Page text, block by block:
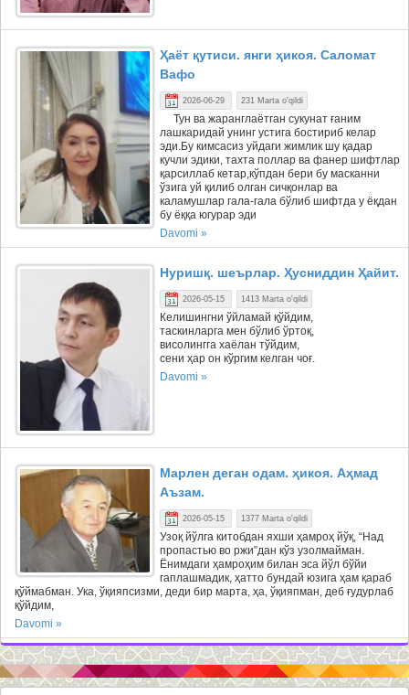
Ҳаёт қутиси. янги ҳикоя. Саломат
Вафо
2026-06-29 231 Marta o'qildi
Тун ва жаранглаётган сукунат ғаним
лашкаридай унинг устига бостириб келар
эди.Бу кимсасиз уйдаги жимлик шу қадар
кучли эдики, тахта поллар ва фанер шифтлар
қарсиллаб кетар,кўпдан бери бу масканни
ўзига уй қилиб олган сичқонлар ва
каламушлар гала-гала бўлиб шифтда у ёқдан
бу ёққа югурар эди
Davomi »
Нуришқ. шеърлар. Ҳусниддин Ҳайит.
2026-05-15 1413 Marta o'qildi
Келишингни ўйламай қўйдим,
таскинларга мен бўлиб ўртоқ,
висолингга хаёлан тўйдим,
сени ҳар он кўргим келган чоғ.
Davomi »
Марлен деган одам. ҳикоя. Аҳмад
Аъзам.
2026-05-15 1377 Marta o'qildi
Узоқ йўлга китобдан яхши ҳамроҳ йўқ, “Над
пропастью во ржи”дан кўз узолмайман.
Ёнимдаги ҳамроҳим билан эса йўл бўйи
гаплашмадик, ҳатто бундай юзига ҳам қараб
қўймабман. Ука, ўқияпсизми, деди бир марта, ҳа, ўқияпман, деб ғудурлаб
қўйдим,
Davomi »